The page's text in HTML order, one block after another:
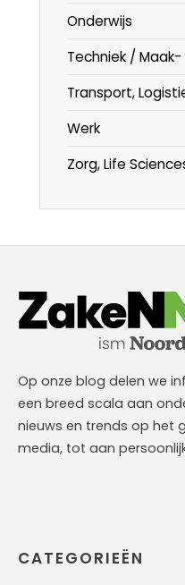
Onderwijs
Techniek /
Transport,
Werk
Zorg, Life
Op onze blog delen we
een breed scala aan
nieuws en trends op het
media, tot aan
CATEGORIEËN